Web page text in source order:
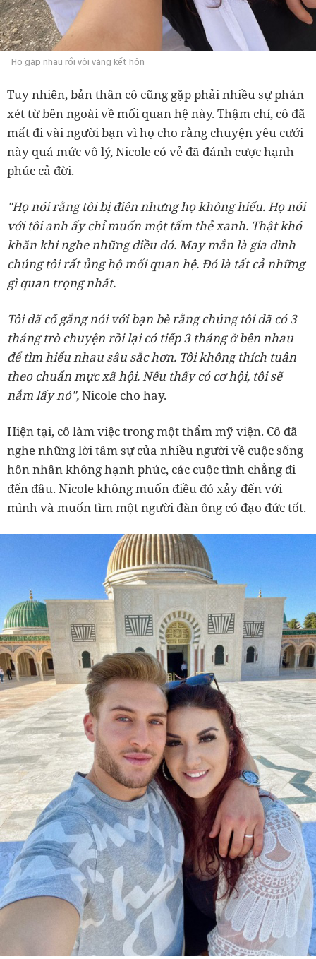
Họ gặp nhau rồi vội vàng kết hôn
Tuy nhiên, bản thân cô cũng gặp phải nhiều sự phán
xét từ bên ngoài về mối quan hệ này. Thậm chí, cô đã
mất đi vài người bạn vì họ cho rằng chuyện yêu cưới
này quá mức vô lý, Nicole có vẻ đã đánh cược hạnh
phúc cả đời.
"Họ nói rằng tôi bị điên nhưng họ không hiểu. Họ nói
với tôi anh ấy chỉ muốn một tấm thẻ xanh. Thật khó
khăn khi nghe những điều đó. May mắn là gia đình
chúng tôi rất ủng hộ mối quan hệ. Đó là tất cả những
gì quan trọng nhất.
Tôi đã cố gắng nói với bạn bè rằng chúng tôi đã có 3
tháng trò chuyện rồi lại có tiếp 3 tháng ở bên nhau
để tìm hiểu nhau sâu sắc hơn. Tôi không thích tuân
theo chuẩn mực xã hội. Nếu thấy có cơ hội, tôi sẽ
nắm lấy nó",Nicole cho hay.
Hiện tại, cô làm việc trong một thẩm mỹ viện. Cô đã
nghe những lời tâm sự của nhiều người về cuộc sống
hôn nhân không hạnh phúc, các cuộc tình chẳng đi
đến đâu. Nicole không muốn điều đó xảy đến với
mình và muốn tìm một người đàn ông có đạo đức tốt.